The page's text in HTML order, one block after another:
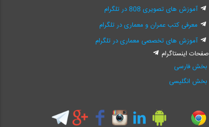
آموزش های تصویری 808 در تلگرام
معرفی کتب عمران و معماری در تلگرام
آموزش های تخصصی معماری در تلگرام
صفحات اینستاگرام
بخش فارسی
بخش انگلیسی